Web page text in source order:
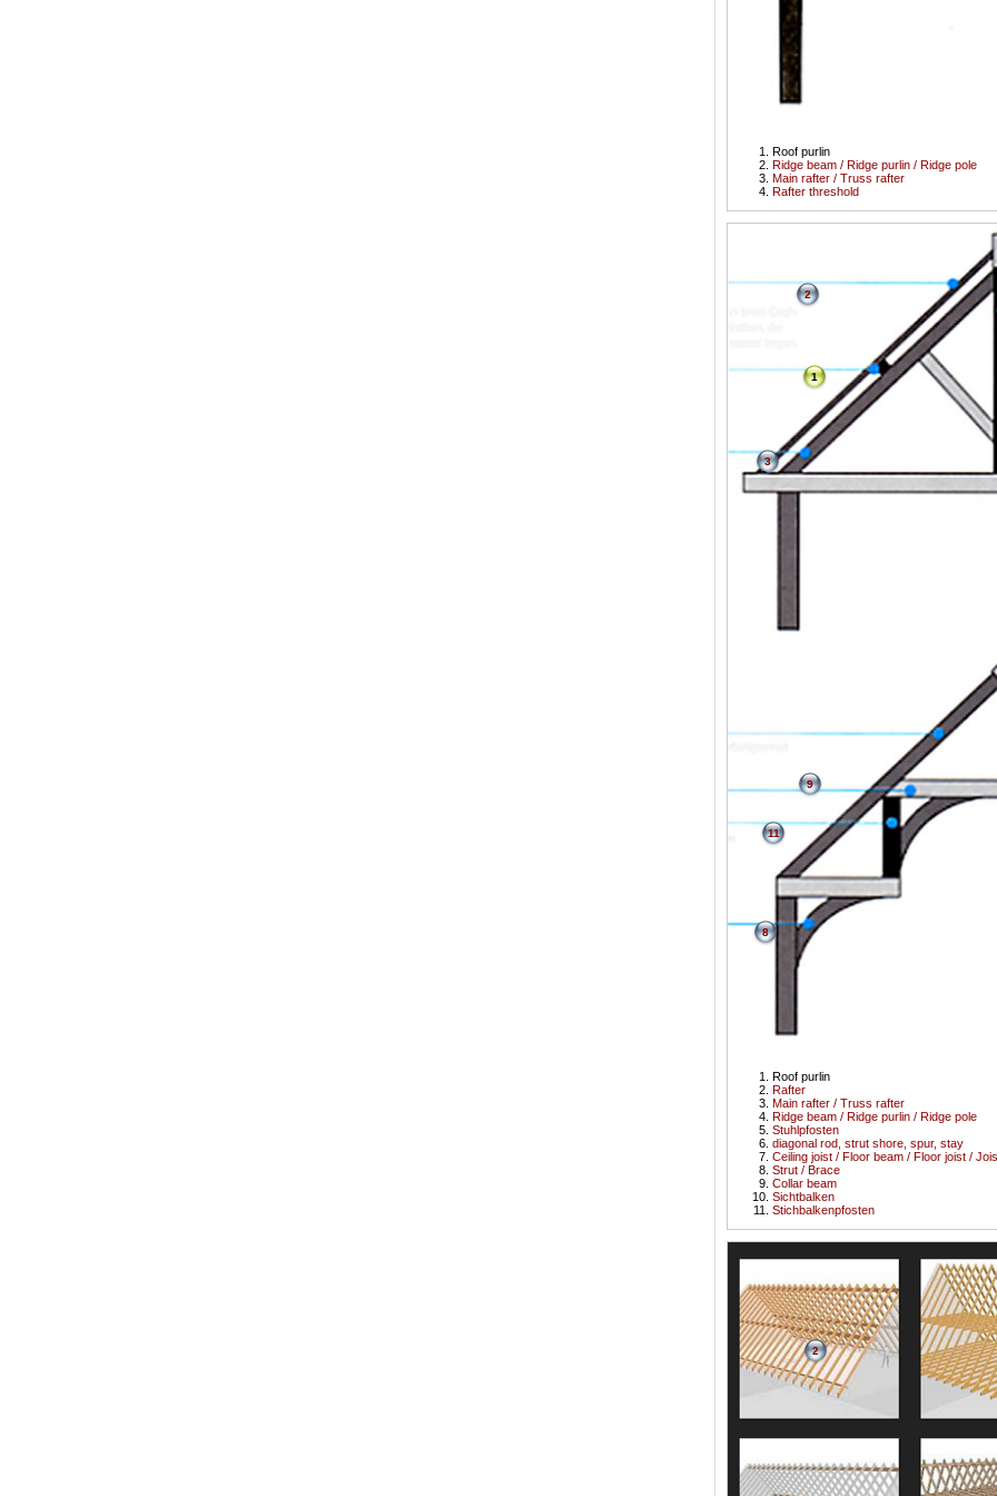
Roof purlin
Ridge beam / Ridge purlin / Ridge pole
Main rafter / Truss rafter
Rafter threshold
1
Roof purlin
Rafter
2
Main rafter / Truss rafter
3
Ridge beam / Ridge purlin / Ridge pole
Stuhlpfosten
diagonal rod, strut shore, spur, stay
Ceiling joist / Floor beam / Floor joist /
Strut / Brace
8
Collar beam
9
Sichtbalken
Stichbalkenpfosten
11
2